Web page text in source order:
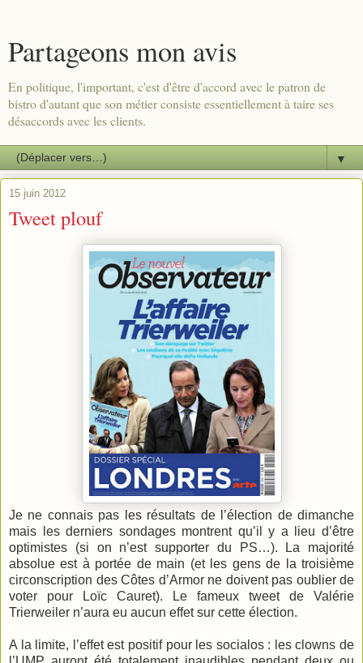
Partageons mon avis
En politique, l'important, c'est d'être d'accord avec le patron de
bistro d'autant que son métier consiste essentiellement à taire ses
désaccords avec les clients.
▼
15 juin 2012
Tweet plouf
Je ne connais pas les résultats de l’élection de dimanche
mais les derniers sondages montrent qu’il y a lieu d’être
optimistes (si on n’est supporter du PS…). La majorité
absolue est à portée de main (et les gens de la troisième
circonscription des Côtes d’Armor ne doivent pas oublier de
voter pour Loïc Cauret). Le fameux tweet de Valérie
Trierweiler n’aura eu aucun effet sur cette élection.
A la limite, l’effet est positif pour les socialos : les clowns de